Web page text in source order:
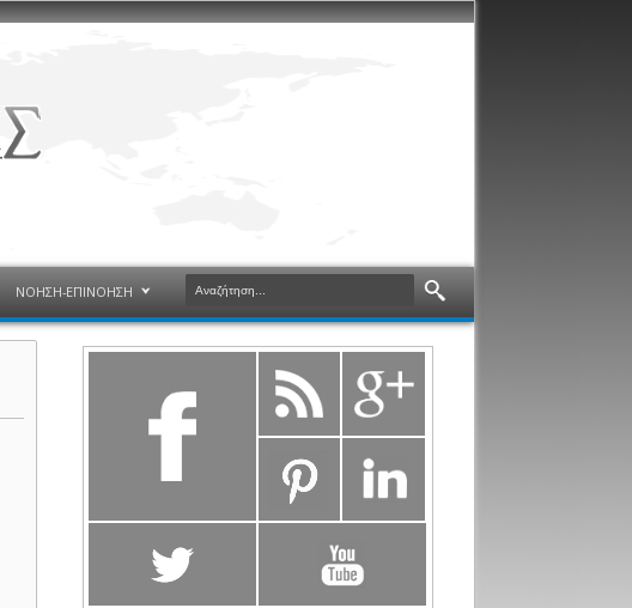
ΝΟΗΣΗ-ΕΠΙΝΟΗΣΗ